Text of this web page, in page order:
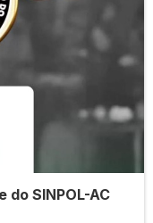
do SINPOL-AC